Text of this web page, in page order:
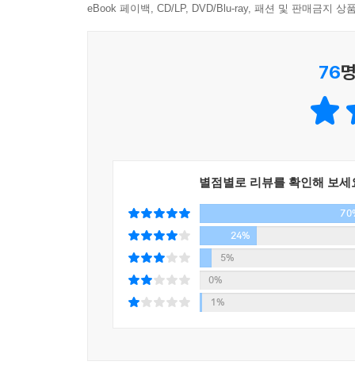
주가는 매수와 매도의 균형, 즉 수급의 균형점에
이밍의 예술’이라고 흔히 말한다. 급등한 주식이
이밍을 제공한다. 매수 타이밍이든 매도 타이밍
면서 매수를 하기 시작하는 시점이고, 매도 타이
장중에 처음 급등한 후 일간으로 연속 급등하는
하나의 추세를 만드는 동안 상승폭이 크다는 것
연속 급등 후 차익실현을 원하는 매물 탓에 하락
입된다. 조정 후 추가 상승을 기대하는 매수 대
가는 상승할수록 추격 매수자들에 의해 상승 탄
이 발생하는 것을 이용하여 수익을 추구한다. 그
상승할 때 매수하는 것이고, 매수 제2원칙은 5일
★ 연속 급등 종목의 매매 타이밍
★ 장중 급등 종목의 매매 타이밍
★ 장중 급락 종목의 매매 타이밍
★ 오전 10시 이전의 매매
★ 오후 2시 이후의 매매
★ 거래 주체별 성향을 활용한 매매
eBook 페이백, CD/LP, DVD/Blu-ray, 패션 및 판매금지 상
76
별점별로 리뷰를 확인해 보세
24%
5%
0%
1%